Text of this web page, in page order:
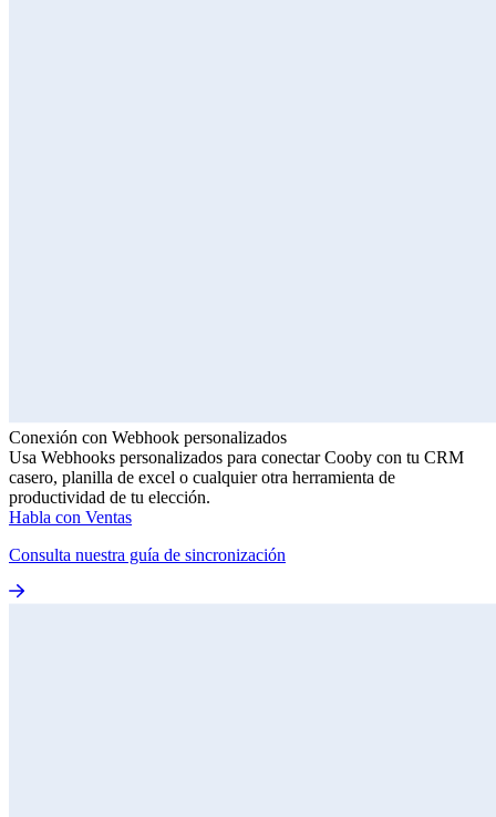
Conexión con Webhook personalizados
Usa Webhooks personalizados para conectar Cooby con tu CRM
casero, planilla de excel o cualquier otra herramienta de
productividad de tu elección.
Habla con Ventas
Consulta nuestra guía de sincronización